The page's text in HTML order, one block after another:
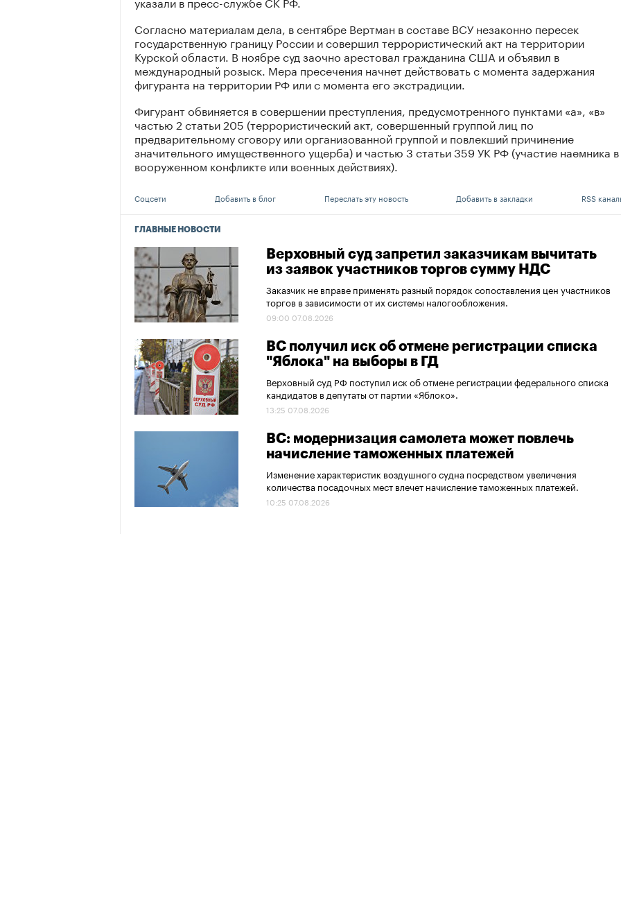
Согласно материалам дела, в сентябре Вертман в составе ВСУ незаконно пересек
государственную границу России и совершил террористический акт на территории
Курской области. В ноябре суд заочно арестовал гражданина США и объявил в
международный розыск. Мера пресечения начнет действовать с момента задержания
фигуранта на территории РФ или с момента его экстрадиции.
Фигурант обвиняется в совершении преступления, предусмотренного пунктами «а», «в»
частью 2 статьи 205 (террористический акт, совершенный группой лиц по
предварительному сговору или организованной группой и повлекший причинение
значительного имущественного ущерба) и частью 3 статьи 359 УК РФ (участие наемника в
вооруженном конфликте или военных действиях).
Соцсети Добавить в блог Переслать эту новость Добавить в закладки RSS
ГЛАВНЫЕ НОВОСТИ
Верховный суд запретил заказчикам вычитать
из заявок участников торгов сумму НДС
Заказчик не вправе применять разный порядок сопоставления цен участников
торгов в зависимости от их системы налогообложения.
09:00 07.08.2026
ВС получил иск об отмене регистрации списка
"Яблока" на выборы в ГД
Верховный суд РФ поступил иск об отмене регистрации федерального списка
кандидатов в депутаты от партии «Яблоко».
13:25 07.08.2026
ВС: модернизация самолета может повлечь
начисление таможенных платежей
Изменение характеристик воздушного судна посредством увеличения
количества посадочных мест влечет начисление таможенных платежей.
10:25 07.08.2026